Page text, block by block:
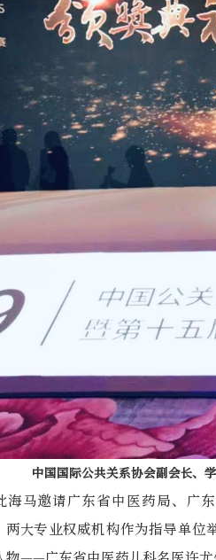
中国国际公共关系协会副会长、
海马邀请广东省中医药局、广
大专业权威机构作为指导单位